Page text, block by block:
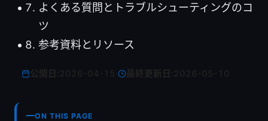
よくある質問とトラブルシューティングのコ
ツ
参考資料とリソース
最終更新日:
ON THIS PAGE